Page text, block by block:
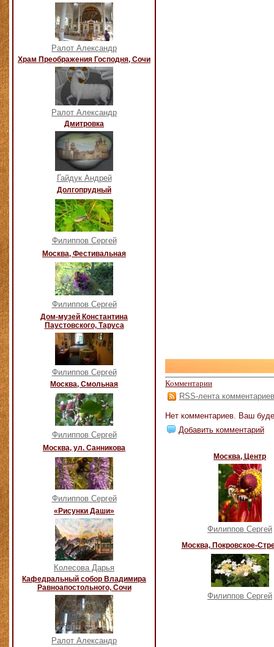
Ралот Александр
Храм Преображения Господня, Сочи
Ралот Александр
Дмитровка
Гайдук Андрей
Долгопрудный
Филиппов Сергей
Москва, Фестивальная
Филиппов Сергей
Дом-музей Константина
Паустовского, Таруса
Филиппов Сергей
Москва, Смольная
Филиппов Сергей
Москва, ул. Санникова
Филиппов Сергей
«Рисунки Даши»
Колесова Дарья
Кафедральный собор Владимира
Равноапостольного, Сочи
Ралот Александр
Комментарии
RSS-лента комментариев
Нет комментариев. Ваш
Добавить комментарий
Москва, Центр
Филиппов Сергей
Москва, Покровское-
Филиппов Сергей